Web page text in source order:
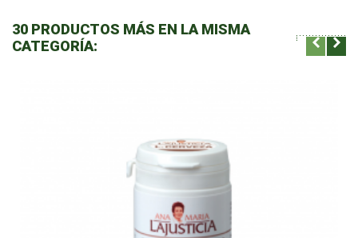
30 PRODUCTOS MÁS EN LA MISMA
CATEGORÍA: